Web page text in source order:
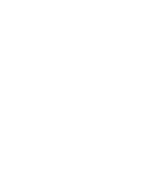
す。
guide/AXGwNf0y
。